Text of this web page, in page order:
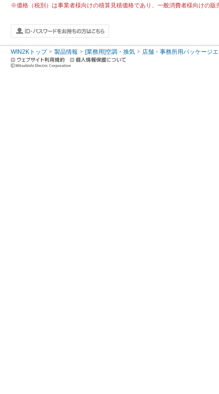
※価格（税別）は事業者様向けの積算見積価格であり、一般消費者様向けの販
WIN2Kトップ 製品情報 [業務用]空調・換気 店舗・事務所用パッケージ